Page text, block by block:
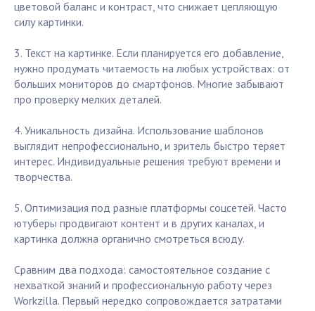
цветовой баланс и контраст, что снижает цепляющую
силу картинки.
3. Текст на картинке. Если планируется его добавление,
нужно продумать читаемость на любых устройствах: от
больших мониторов до смартфонов. Многие забывают
про проверку мелких деталей.
4. Уникальность дизайна. Использование шаблонов
выглядит непрофессионально, и зритель быстро теряет
интерес. Индивидуальные решения требуют времени и
творчества.
5. Оптимизация под разные платформы соцсетей. Часто
ютуберы продвигают контент и в других каналах, и
картинка должна органично смотреться всюду.
Сравним два подхода: самостоятельное создание с
нехваткой знаний и профессиональную работу через
Workzilla. Первый нередко сопровождается затратами